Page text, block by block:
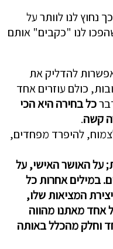
לנו לוותר על
לנו "כקבים" אותם
להדליק את
כולם עוזרים אחד
כל בחירה היא הכי
קשה.
להיפרד מפחדים,
על האושר האישי, על
במילים אחרות כל
המציאות שלו,
אחד מאתנו מהווה
וחלק מהכלל באותה